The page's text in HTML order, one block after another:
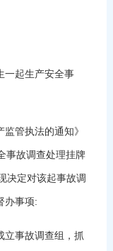
起生产安全事
管执法的通知》
事故调查处理挂牌
决定对该起事故调
办事项:
事故调查组，抓